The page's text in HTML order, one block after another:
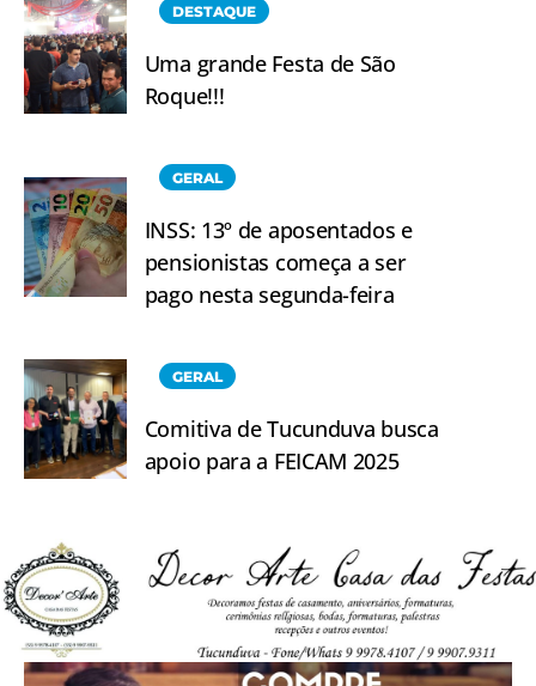
DESTAQUE
Uma grande Festa de São
Roque!!!
GERAL
INSS: 13º de aposentados e
pensionistas começa a ser
pago nesta segunda-feira
GERAL
Comitiva de Tucunduva busca
apoio para a FEICAM 2025